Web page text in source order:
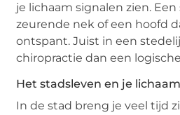
je lichaam signalen zien.
zeurende nek of een hoofd
ontspant. Juist in een
chiropractie dan een
Het stadsleven en je lichaam
In de stad breng je veel tijd